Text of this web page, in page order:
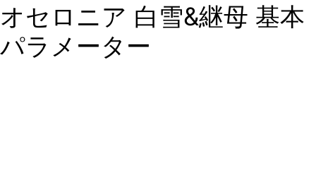
オセロニア 白雪&継母 基本
パラメーター